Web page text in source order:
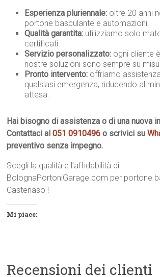
Esperienza pluriennale: oltre 20 anni
portone basculante e automazioni.
Qualità garantita: utilizziamo solo
certificati.
Servizio personalizzato: ogni cliente
nostre soluzioni sono sempre su
Pronto intervento: offriamo
qualsiasi emergenza, riducendo al
attesa.
Hai bisogno di assistenza o di una nuova
Contattaci al051 0910496 o scrivici su
preventivo senza impegno.
Scegli la qualità e l’affidabilità di
BolognaPortoniGarage.com per portone
Castenaso !
Mi piace:
Recensioni dei clienti